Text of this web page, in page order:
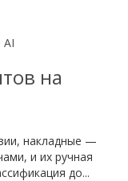
на
накладные —
и их ручная
до...